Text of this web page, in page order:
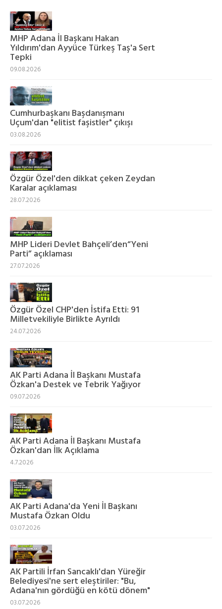
MHP Adana İl Başkanı Hakan
Yıldırım'dan Ayyüce Türkeş Taş'a Sert
Tepki
09.08.2026
Cumhurbaşkanı Başdanışmanı
Uçum'dan "elitist faşistler" çıkışı
03.08.2026
Özgür Özel'den dikkat çeken Zeydan
Karalar açıklaması
28.07.2026
MHP Lideri Devlet Bahçeli’den“Yeni
Parti” açıklaması
27.07.2026
Özgür Özel CHP'den İstifa Etti: 91
Milletvekiliyle Birlikte Ayrıldı
24.07.2026
AK Parti Adana İl Başkanı Mustafa
Özkan'a Destek ve Tebrik Yağıyor
09.07.2026
AK Parti Adana İl Başkanı Mustafa
Özkan'dan İlk Açıklama
4.7.2026
AK Parti Adana'da Yeni İl Başkanı
Mustafa Özkan Oldu
03.07.2026
AK Partili İrfan Sancaklı'dan Yüreğir
Belediyesi'ne sert eleştiriler: "Bu,
Adana'nın gördüğü en kötü dönem"
03.07.2026